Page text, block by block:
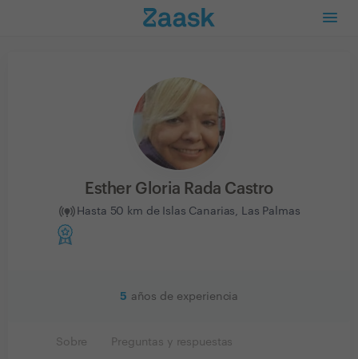
Esther Gloria Rada Castro
Hasta 50 km de Islas Canarias, Las Palmas
5 años de experiencia
Sobre Preguntas y respuestas